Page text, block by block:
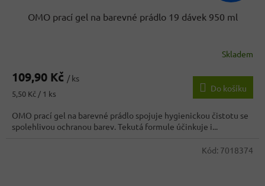
OMO prací gel na barevné prádlo 19 dávek 950 ml
Skladem
109,90 Kč / ks
Měrná
5,50 Kč / 1 ks
Do košíku
OMO prací gel na barevné prádlo spojuje hygienickou čistotu se
spolehlivou ochranou barev. Tekutá formule účinkuje i...
Kód: 7018374